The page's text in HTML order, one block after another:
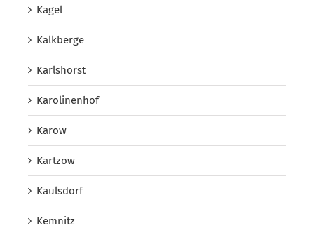
Kagel
Kalkberge
Karlshorst
Karolinenhof
Karow
Kartzow
Kaulsdorf
Kemnitz